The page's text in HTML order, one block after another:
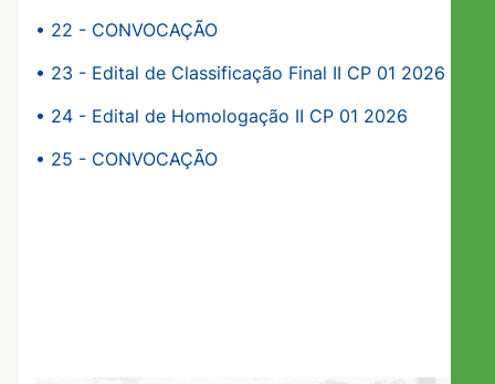
• 22 - CONVOCAÇÃO
• 23 - Edital de Classificação Final II CP 01 2026
• 24 - Edital de Homologação II CP 01 2026
• 25 - CONVOCAÇÃO